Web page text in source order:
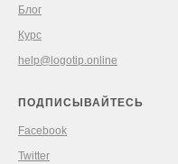
Блог
Курс
help@logotip.online
ПОДПИСЫВАЙТЕСЬ
Facebook
Twitter